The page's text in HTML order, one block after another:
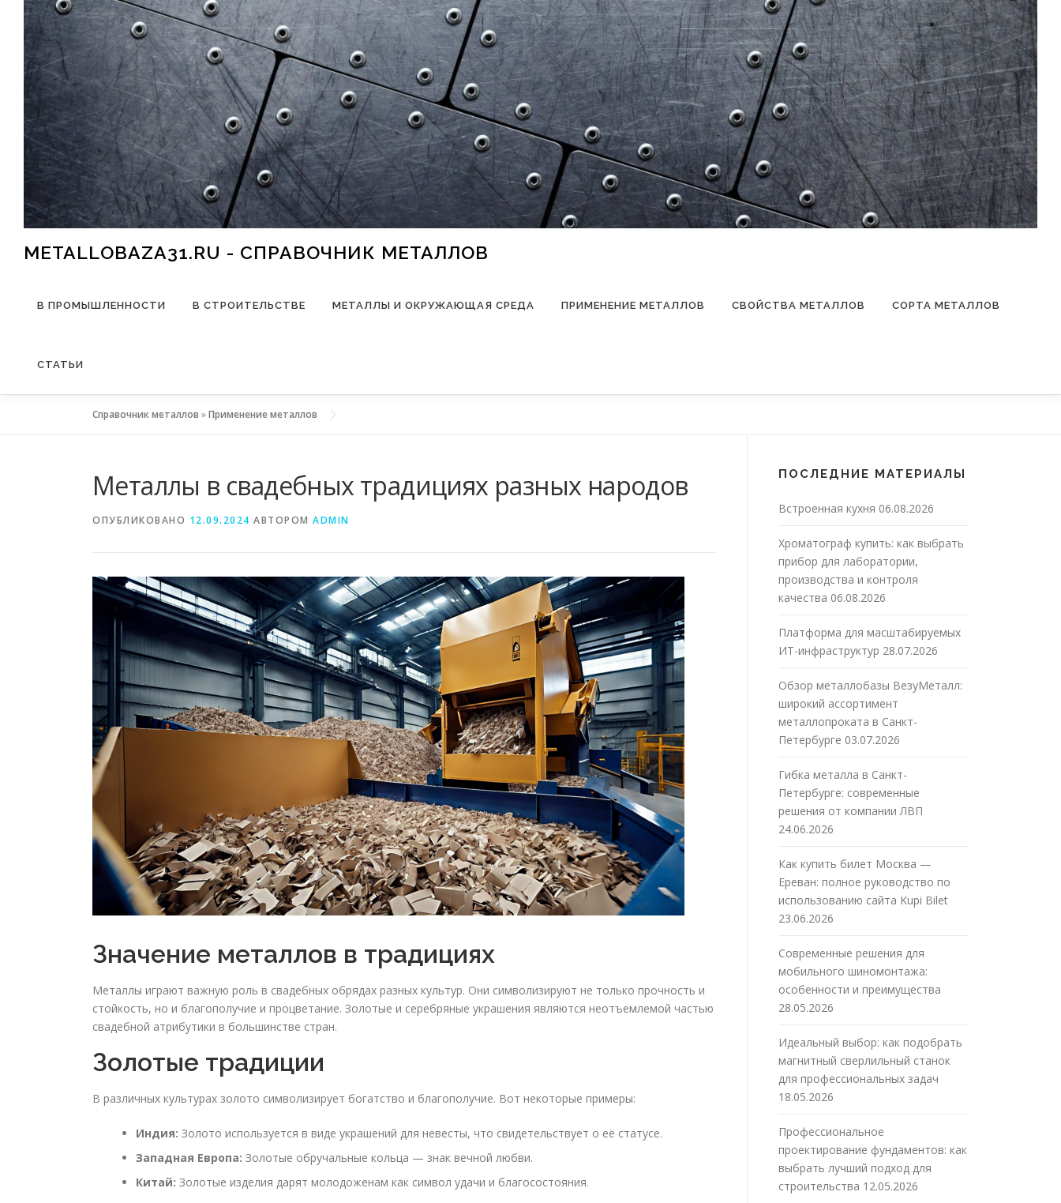
Перейти к содержимому
METALLOBAZA31.RU - СПРАВОЧНИК МЕТАЛЛОВ
В ПРОМЫШЛЕННОСТИ В СТРОИТЕЛЬСТВЕ МЕТАЛЛЫ И ОКРУЖАЮЩАЯ СРЕДА ПРИМЕНЕНИЕ МЕТАЛЛОВ СВОЙСТВА МЕТАЛЛОВ СОРТА МЕТАЛЛОВ
СТАТЬИ
Справочник металлов »Применение металлов
Металлы в свадебных традициях разных народов
ОПУБЛИКОВАНО 12.09.2024 АВТОРОМ ADMIN
Значение металлов в традициях
Металлы играют важную роль в свадебных обрядах разных культур. Они символизируют не только прочность и
стойкость, но и благополучие и процветание. Золотые и серебряные украшения являются неотъемлемой частью
свадебной атрибутики в большинстве стран.
Золотые традиции
В различных культурах золото символизирует богатство и благополучие. Вот некоторые примеры:
Индия: Золото используется в виде украшений для невесты, что свидетельствует о её статусе.
Западная Европа: Золотые обручальные кольца — знак вечной любви.
Китай: Золотые изделия дарят молодоженам как символ удачи и благосостояния.
ПОСЛЕДНИЕ МАТЕРИАЛЫ
Встроенная кухня 06.08.2026
Хроматограф купить: как выбрать
прибор для лаборатории,
производства и контроля
качества 06.08.2026
Платформа для масштабируемых
ИТ-инфраструктур 28.07.2026
Обзор металлобазы ВезуМеталл:
широкий ассортимент
металлопроката в Санкт-
Петербурге 03.07.2026
Гибка металла в Санкт-
Петербурге: современные
решения от компании ЛВП
24.06.2026
Как купить билет Москва —
Ереван: полное руководство по
использованию сайта Kupi Bilet
23.06.2026
Современные решения для
мобильного шиномонтажа:
особенности и преимущества
28.05.2026
Идеальный выбор: как подобрать
магнитный сверлильный станок
для профессиональных задач
18.05.2026
Профессиональное
проектирование фундаментов: как
выбрать лучший подход для
строительства 12.05.2026